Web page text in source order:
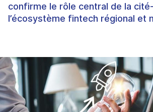
confirme le rôle central de la
l’écosystème fintech régional et